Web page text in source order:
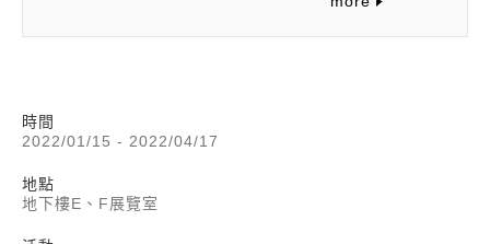
時間
2022/01/15 - 2022/04/17
地點
地下樓E、F展覽室